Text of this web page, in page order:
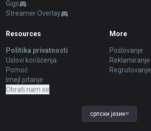
Gigs
Streamer Overlay
Resources
Politika privatnosti
Uslovi korišćenja
Pomoć
Imejl pitanje
Obrati nam se
More
Poslovanje
Reklamiranje
Regrutovanje
српски језик